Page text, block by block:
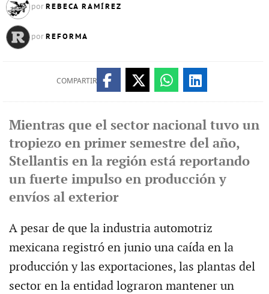
por REBECA RAMÍREZ
por REFORMA
COMPARTIR
Mientras que el sector nacional tuvo un
tropiezo en primer semestre del año,
Stellantis en la región está reportando
un fuerte impulso en producción y
envíos al exterior
A pesar de que la industria automotriz
mexicana registró en junio una caída en la
producción y las exportaciones, las plantas del
sector en la entidad lograron mantener un